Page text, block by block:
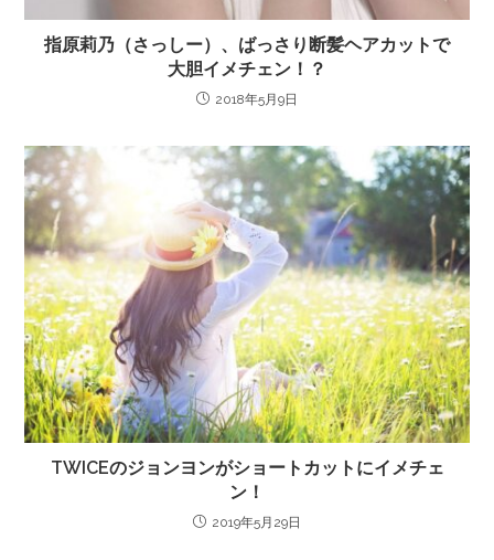
指原莉乃（さっしー）、ばっさり断髪ヘアカットで
大胆イメチェン！？
2018年5月9日
TWICEのジョンヨンがショートカットにイメチェ
ン！
2019年5月29日